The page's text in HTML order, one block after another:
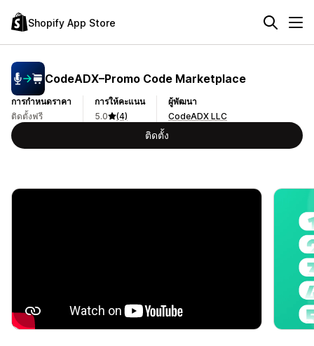
Shopify App Store
CodeADX–Promo Code Marketplace
การกำหนดราคา
ติดตั้งฟรี
การให้คะแนน
5.0
(4)
ผู้พัฒนา
CodeADX LLC
ติดตั้ง